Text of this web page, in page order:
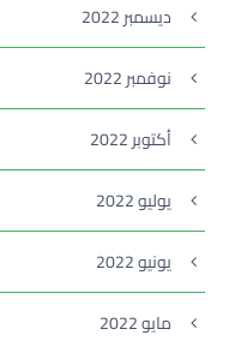
ديسمبر 2022
نوفمبر 2022
أكتوبر 2022
يوليو 2022
يونيو 2022
مايو 2022